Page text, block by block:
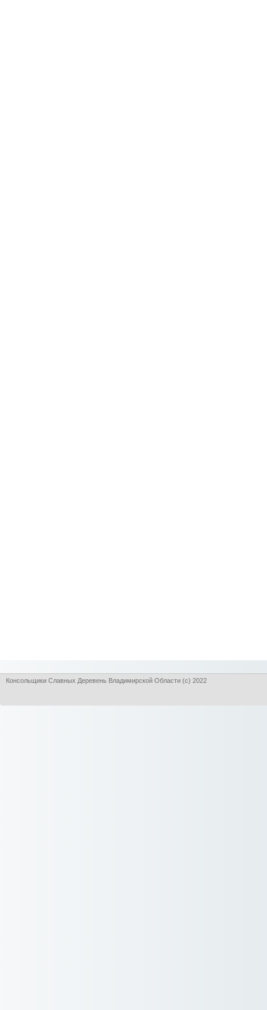
Консольщики Славных Деревень Владимирской Области (с) 2022